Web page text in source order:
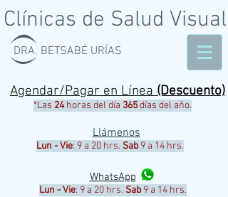
Clínicas de Salud Visual
DRA. BETSABÉ URÍAS
Agendar/Pagar en Línea(Descuento)
*Las 24horas del día 365días del año.
Llámenos
Lun - Vie: 9 a 20 hrs. Sab9 a 14 hrs.
WhatsApp
Lun - Vie: 9 a 20 hrs. Sab9 a 14 hrs.